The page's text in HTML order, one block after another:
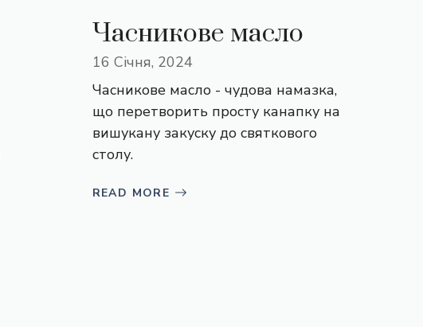
Часникове масло
16 Січня, 2024
Часникове масло - чудова намазка,
що перетворить просту канапку на
вишукану закуску до святкового
столу.
READ MORE